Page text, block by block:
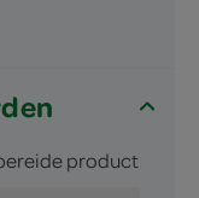
product